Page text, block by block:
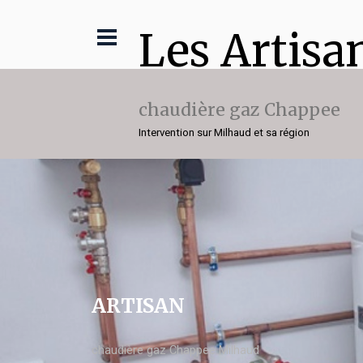
Les
chaudière gaz Chappee
Intervention sur Milhaud et sa région
ARTISAN
chaudière gaz Chappee Milhaud